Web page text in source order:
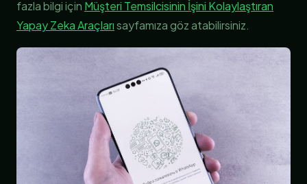
fazla bilgi için Müşteri Temsilcisinin İşini Kolaylaştıran
Yapay Zeka Araçlarısayfamıza göz atabilirsiniz.